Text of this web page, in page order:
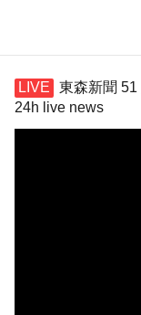
東森新聞
24h live news